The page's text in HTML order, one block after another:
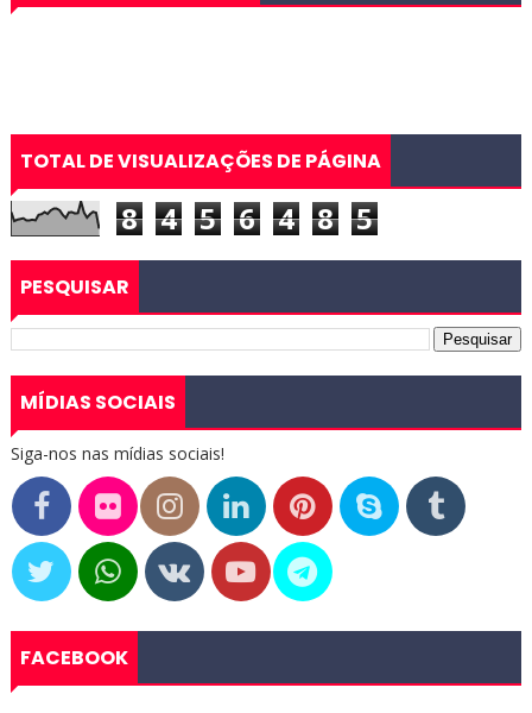
TOTAL DE VISUALIZAÇÕES DE PÁGINA
8 4 5 6 4 8 5
PESQUISAR
MÍDIAS SOCIAIS
Siga-nos nas mídias sociais!
FACEBOOK